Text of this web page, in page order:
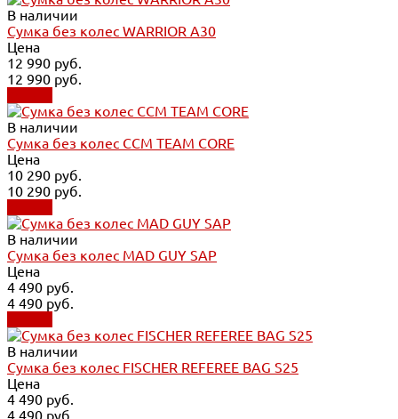
В наличии
Сумка без колес WARRIOR A30
Цена
12 990 руб.
12 990 руб.
В наличии
Сумка без колес CCM TEAM CORE
Цена
10 290 руб.
10 290 руб.
В наличии
Сумка без колес MAD GUY SAP
Цена
4 490 руб.
4 490 руб.
В наличии
Сумка без колес FISCHER REFEREE BAG S25
Цена
4 490 руб.
4 490 руб.